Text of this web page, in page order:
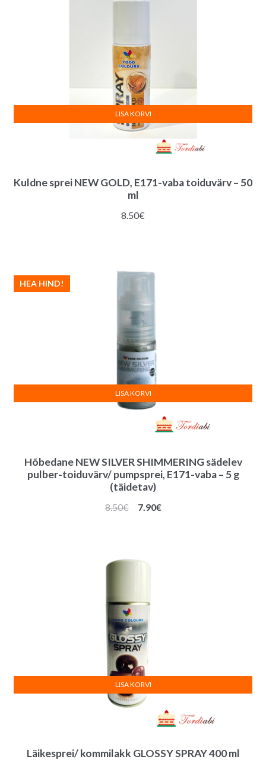
Kuldne sprei NEW GOLD, E171-vaba toiduvärv – 50
ml
8.50€
LISA KORVI
Hõbedane NEW SILVER SHIMMERING sädelev
pulber-toiduvärv/ pumpsprei, E171-vaba – 5 g
(täidetav)
HEA HIND!
8.50€
Algne
7.90€Praegune
LISA KORVI
Läikesprei/ kommilakk GLOSSY SPRAY 400 ml
LISA KORVI